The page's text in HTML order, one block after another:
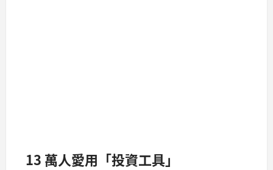
13 萬人愛用「投資工具」